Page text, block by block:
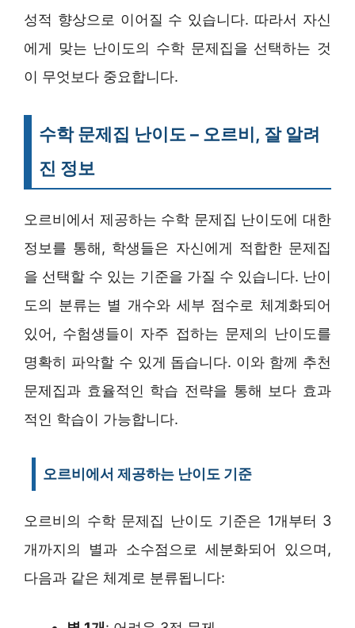
성적 향상으로 이어질 수 있습니다. 따라서 자신
에게 맞는 난이도의 수학 문제집을 선택하는 것
이 무엇보다 중요합니다.
수학 문제집 난이도 – 오르비, 잘 알려
진 정보
오르비에서 제공하는 수학 문제집 난이도에 대한
정보를 통해, 학생들은 자신에게 적합한 문제집
을 선택할 수 있는 기준을 가질 수 있습니다. 난이
도의 분류는 별 개수와 세부 점수로 체계화되어
있어, 수험생들이 자주 접하는 문제의 난이도를
명확히 파악할 수 있게 돕습니다. 이와 함께 추천
문제집과 효율적인 학습 전략을 통해 보다 효과
적인 학습이 가능합니다.
오르비에서 제공하는 난이도 기준
오르비의 수학 문제집 난이도 기준은 1개부터 3
개까지의 별과 소수점으로 세분화되어 있으며,
다음과 같은 체계로 분류됩니다: